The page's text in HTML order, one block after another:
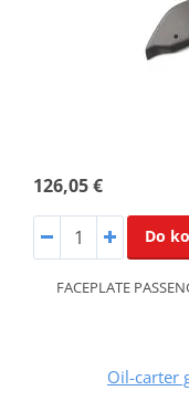
126,05 €
Do
FACEPLATE
Oil-carter